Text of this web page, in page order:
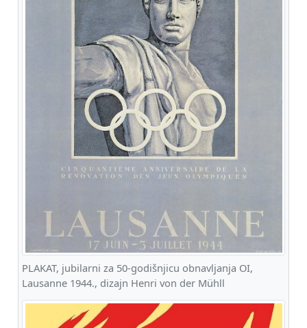
PLAKAT, jubilarni za 50-godišnjicu obnavljanja OI,
Lausanne 1944., dizajn Henri von der Mühll